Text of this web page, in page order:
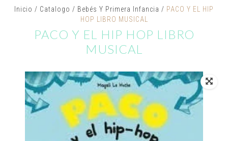
Inicio / Catalogo / Bebés Y Primera Infancia / PACO Y EL HIP
HOP LIBRO MUSICAL
PACO Y EL HIP HOP LIBRO
MUSICAL